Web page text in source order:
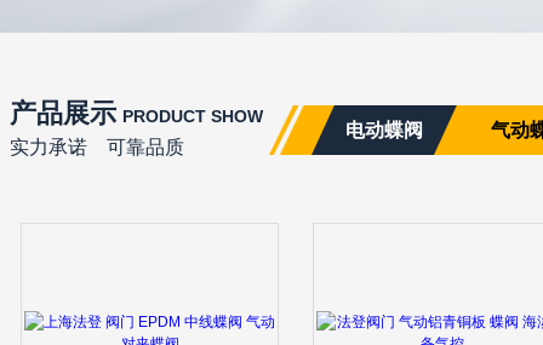
产品展示 PRODUCT SHOW
实力承诺 可靠品质
电动蝶阀 气动